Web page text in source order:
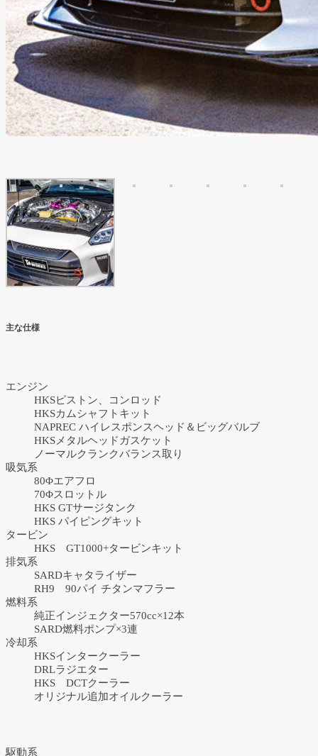
主な仕様
エンジン
HKSピストン、コンロッド
HKSカムシャフトキット
NAPREC ハイレスポンスヘッド＆ビッグバルブ
HKSメタルヘッドガスケット
ノーマルクランクバランス取り
吸気系
80Φエアフロ
70Φスロットル
HKS GTサージタンク
HKS パイピングキット
タービン
HKS GT1000+タービンキット
排気系
SARDキャタライザー
RH9 90パイ チタンマフラー
燃料系
純正インジェクター570cc×12本
SARD燃料ポンプ×3連
冷却系
HKSインタークーラー
DRLラジエター
HKS DCTクーラー
オリジナル追加オイルクーラー
駆動系